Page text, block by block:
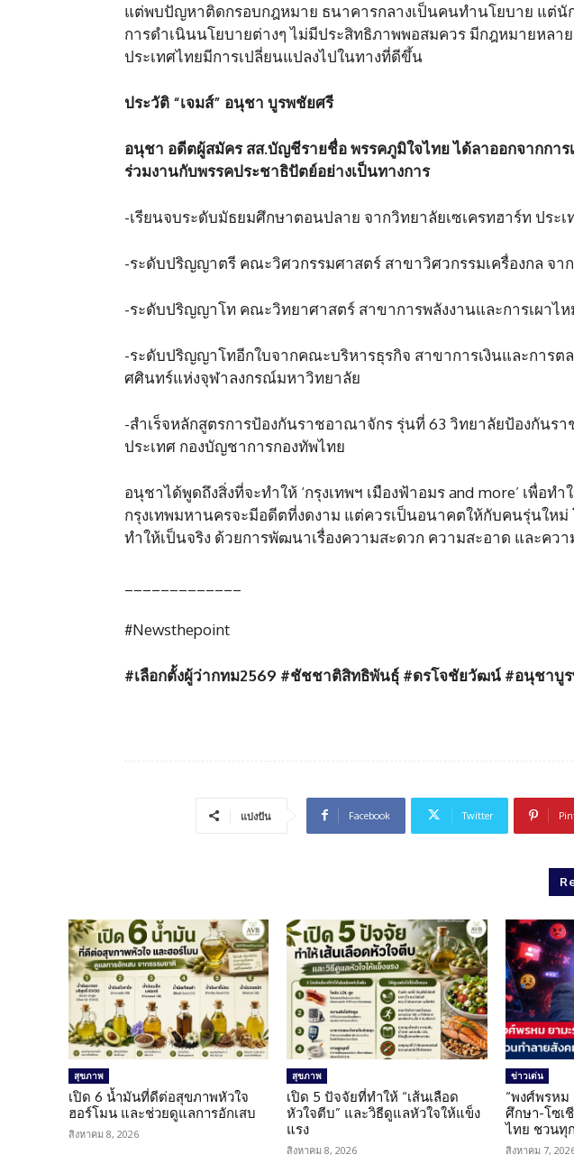
แต่พบปัญหาติดกรอบกฎหมาย ธนาคารกลางเป็นคนทำนโยบาย แต่นั
การดำเนินนโยบายต่างๆ ไม่มีประสิทธิภาพพอสมควร มีกฎหมายหลา
ประเทศไทยมีการเปลี่ยนแปลงไปในทางที่ดีขึ้น
ประวัติ “เจมส์” อนุชา บูรพชัยศรี
อนุชา อดีตผู้สมัคร สส.บัญชีรายชื่อ พรรคภูมิใจไทย ได้ลาออกจากกา
ร่วมงานกับพรรคประชาธิปัตย์อย่างเป็นทางการ
-เรียนจบระดับมัธยมศึกษาตอนปลาย จากวิทยาลัยเซเครทฮาร์ท ประเ
-ระดับปริญญาตรี คณะวิศวกรรมศาสตร์ สาขาวิศวกรรมเครื่องกล จา
-ระดับปริญญาโท คณะวิทยาศาสตร์ สาขาการพลังงานและการเผาไ
-ระดับปริญญาโทอีกใบจากคณะบริหารธุรกิจ สาขาการเงินและการ
ศศินทร์แห่งจุฬาลงกรณ์มหาวิทยาลัย
-สำเร็จหลักสูตรการป้องกันราชอาณาจักร รุ่นที่ 63 วิทยาลัยป้องกันร
ประเทศ กองบัญชาการกองทัพไทย
อนุชาได้พูดถึงสิ่งที่จะทำให้ ‘กรุงเทพฯ เมืองฟ้าอมร and more’ เพื่
กรุงเทพมหานครจะมีอดีตที่งดงาม แต่ควรเป็นอนาคตให้กับคนรุ่นให
ทำให้เป็นจริง ด้วยการพัฒนาเรื่องความสะดวก ความสะอาด และคว
#Newsthepoint
#เลือกตั้งผู้ว่ากทม2569 #ชัชชาติสิทธิพันธุ์ #ดรโจชัยวัฒน์ #อนุชาบู
แบ่งปัน Facebook Twitter
สุขภาพ
เปิด 6 น้ำมันที่ดีต่อสุขภาพหัวใจ
ฮอร์โมน และช่วยดูแลการอักเสบ
สิงหาคม 8, 2026
สุขภาพ
เปิด 5 ปัจจัยที่ทำให้ “เส้นเลือด
หัวใจตีบ” และวิธีดูแลหัวใจให้แข็ง
แรง
สิงหาคม 8, 2026
ข่าวเด่น
“พงศ์พรหม
ศึกษา-โซเ
ไทย ชวนทุ
สิงหาคม 7,